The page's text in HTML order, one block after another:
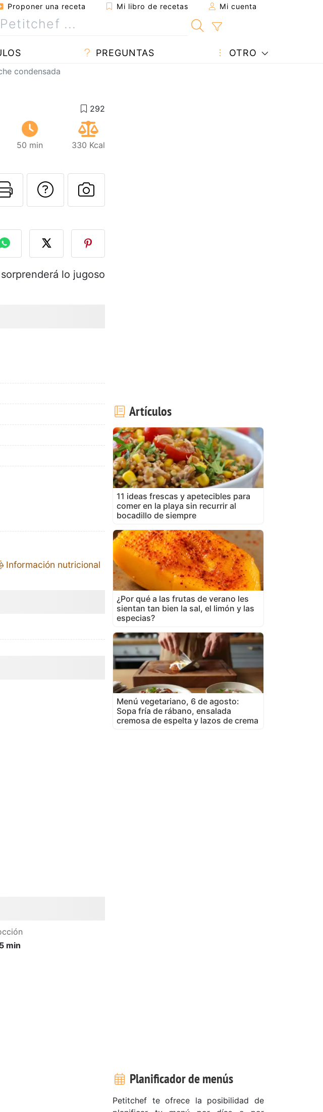
Proponer una receta Mi libro de recetas Mi cuenta
PREGUNTAS OTRO
condensada
50 min 330 Kcal
esta receta a un amigo
Imprimir esta página
Preguntar al autor
Publicar la foto de esta receta
lo jugoso
Información nutricional
min
Artículos
11 ideas frescas y apetecibles para
comer en la playa sin recurrir al
bocadillo de siempre
¿Por qué a las frutas de verano les
sientan tan bien la sal, el limón y las
especias?
Menú vegetariano, 6 de agosto:
Sopa fría de rábano, ensalada
cremosa de espelta y lazos de crema
Planificador de menús
Petitchef te ofrece la posibilidad de